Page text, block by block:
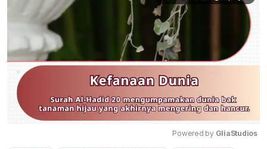
Powered by GliaStudios